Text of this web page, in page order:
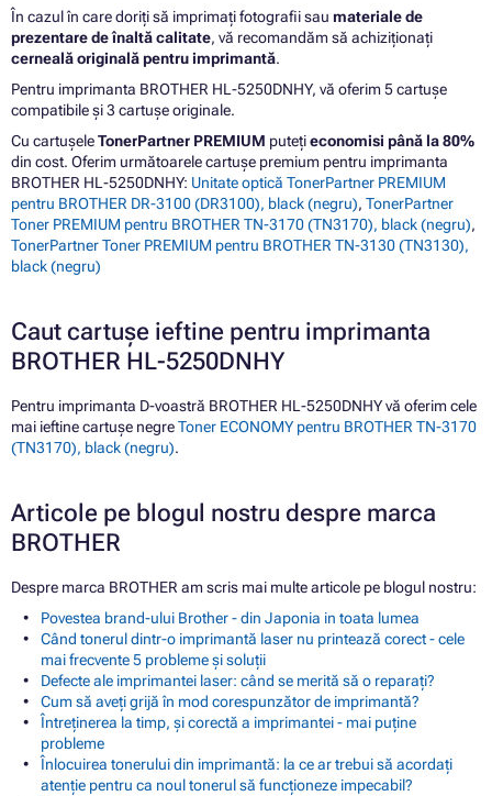
În cazul în care doriți să imprimați fotografii sau materiale de
prezentare de înaltă calitate, vă recomandăm să achiziționați
cerneală originală pentru imprimantă.
Pentru imprimanta BROTHER HL-5250DNHY, vă oferim 5 cartușe
compatibile și 3 cartușe originale.
Cu cartușeleTonerPartner PREMIUM putețieconomisi până la 80%
din cost. Oferim următoarele cartușe premium pentru imprimanta
BROTHER HL-5250DNHY: Unitate optică TonerPartner PREMIUM
pentru BROTHER DR-3100 (DR3100), black (negru), TonerPartner
Toner PREMIUM pentru BROTHER TN-3170 (TN3170), black (negru),
TonerPartner Toner PREMIUM pentru BROTHER TN-3130 (TN3130),
black (negru)
Caut cartușe ieftine pentru imprimanta
BROTHER HL-5250DNHY
Pentru imprimanta D-voastră BROTHER HL-5250DNHY vă oferim cele
mai ieftine cartușe negreToner ECONOMY pentru BROTHER TN-3170
(TN3170), black (negru).
Articole pe blogul nostru despre marca
BROTHER
Despre marca BROTHER am scris mai multe articole pe blogul nostru:
Povestea brand-ului Brother - din Japonia in toata lumea
Când tonerul dintr-o imprimantă laser nu printează corect - cele
mai frecvente 5 probleme și soluții
Defecte ale imprimantei laser: când se merită să o reparați?
Cum să aveți grijă în mod corespunzător de imprimantă?
Întreținerea la timp, și corectă a imprimantei - mai puține
probleme
Înlocuirea tonerului din imprimantă: la ce ar trebui să acordați
atenție pentru ca noul tonerul să funcționeze impecabil?